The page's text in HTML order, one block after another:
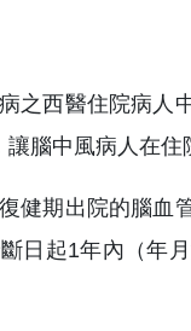
之西醫住院病人
腦中風病人在
健期出院的腦血
日起1年內（年